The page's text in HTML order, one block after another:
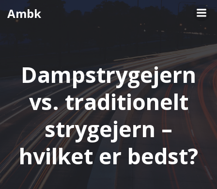
Videre
Ambk
Dampstrygejern
vs. traditionelt
strygejern –
hvilket er bedst?